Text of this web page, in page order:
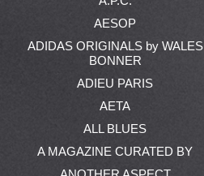
AESOP
ADIDAS ORIGINALS by WALES
BONNER
ADIEU PARIS
AETA
ALL BLUES
A MAGAZINE CURATED BY